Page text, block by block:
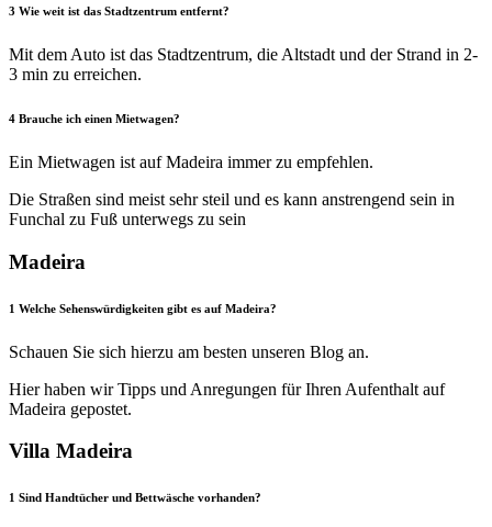
3 Wie weit ist das Stadtzentrum entfernt?
Mit dem Auto ist das Stadtzentrum, die Altstadt und der Strand in 2-
3 min zu erreichen.
4 Brauche ich einen Mietwagen?
Ein Mietwagen ist auf Madeira immer zu empfehlen.
Die Straßen sind meist sehr steil und es kann anstrengend sein in
Funchal zu Fuß unterwegs zu sein
Madeira
1 Welche Sehenswürdigkeiten gibt es auf Madeira?
Schauen Sie sich hierzu am besten unseren Blog an.
Hier haben wir Tipps und Anregungen für Ihren Aufenthalt auf
Madeira gepostet.
Villa Madeira
1 Sind Handtücher und Bettwäsche vorhanden?